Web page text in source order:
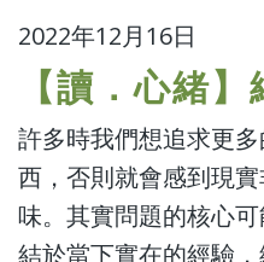
2022年12月16日
【讀．心緒
許多時我們想追求更
西，否則就會感到現
味。其實問題的核心
結於當下實在的經驗